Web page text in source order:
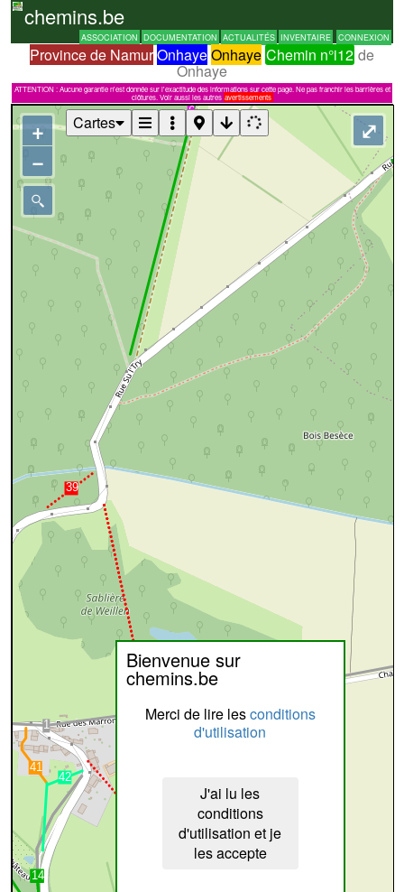
chemins.be
ASSOCIATION DOCUMENTATION ACTUALITÉS INVENTAIRE CONNEXION
Province de NamurOnhayeOnhaye Chemin n°i12 de
Onhaye
ATTENTION : Aucune garantie n'est donnée sur l'exactitude des informations sur cette page. Ne pas franchir les barrières et
clôtures. Voir aussi les autres avertissements
Bienvenue sur
chemins.be
Merci de lire lesconditions
d'utilisation
J'ai lu les
conditions
d'utilisation et je
les accepte
+
−
⤢
Cartes